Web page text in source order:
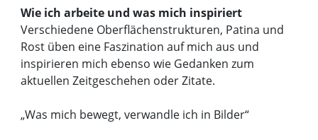
Wie ich arbeite und was mich inspiriert
Verschiedene Oberflächenstrukturen, Patina und
Rost üben eine Faszination auf mich aus und
inspirieren mich ebenso wie Gedanken zum
aktuellen Zeitgeschehen oder Zitate.
„Was mich bewegt, verwandle ich in Bilder“